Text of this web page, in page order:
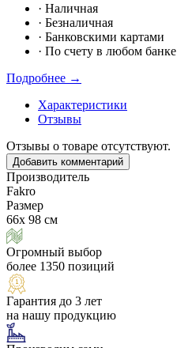
· Наличная
· Безналичная
· Банковскими картами
· По счету в любом банке
Подробнее →
Характеристики
Отзывы
Отзывы о товаре отсутствуют.
Добавить комментарий
Производитель
Fakro
Размер
66х 98 см
Огромный выбор
более 1350 позиций
Гарантия до 3 лет
на нашу продукцию